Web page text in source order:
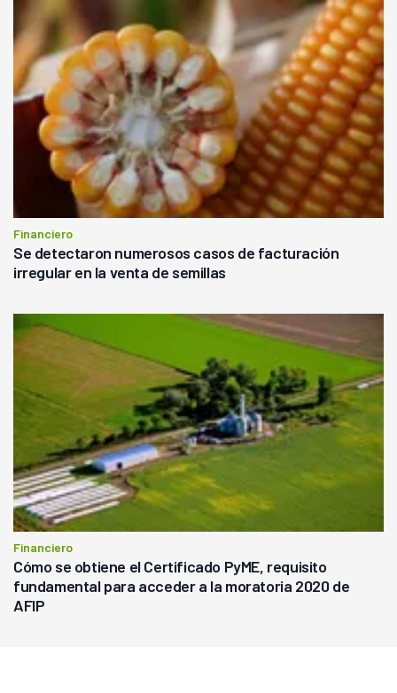
Financiero
Se detectaron numerosos casos de facturación
irregular en la venta de semillas
Financiero
Cómo se obtiene el Certificado PyME, requisito
fundamental para acceder a la moratoria 2020 de
AFIP